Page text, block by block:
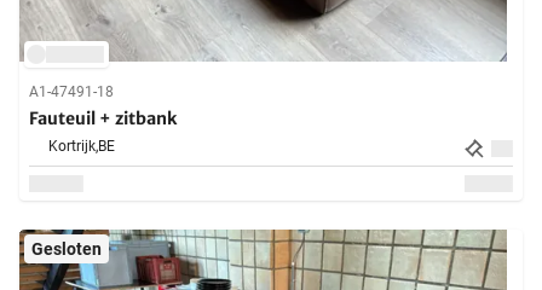
A1-47491-18
Fauteuil + zitbank
Kortrijk,BE
Gesloten